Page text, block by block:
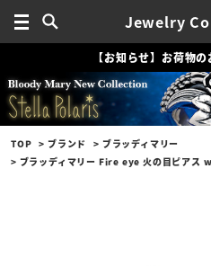
Jewelry
【お知らせ】お荷物
TOP ブランド
ブラッディマリー
ブラッディマリー Fire eye 火の目ピアス